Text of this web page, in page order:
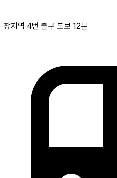
장지역 4번 출구 도보 12분